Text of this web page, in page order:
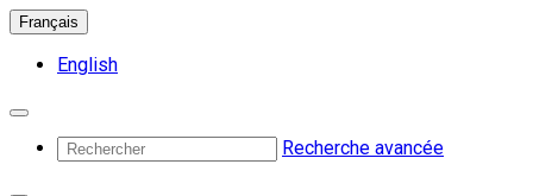
Français
English
Recherche avancée